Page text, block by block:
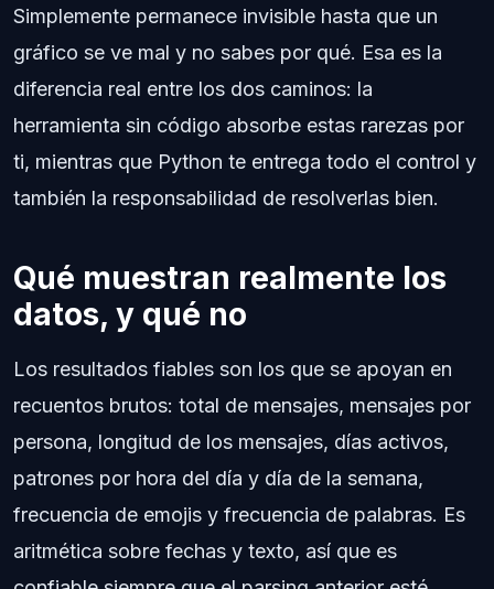
Simplemente permanece invisible hasta que un
gráfico se ve mal y no sabes por qué. Esa es la
diferencia real entre los dos caminos: la
herramienta sin código absorbe estas rarezas por
ti, mientras que Python te entrega todo el control y
también la responsabilidad de resolverlas bien.
Qué muestran realmente los
datos, y qué no
Los resultados fiables son los que se apoyan en
recuentos brutos: total de mensajes, mensajes por
persona, longitud de los mensajes, días activos,
patrones por hora del día y día de la semana,
frecuencia de emojis y frecuencia de palabras. Es
aritmética sobre fechas y texto, así que es